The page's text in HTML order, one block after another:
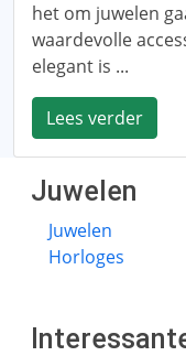
het om juwelen
waardevolle
elegant is ...
Lees verder
Juwelen
Juwelen
Horloges